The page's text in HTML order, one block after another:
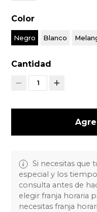
Color
Negro Blanco
Cantidad
1
Si necesitas que
especial y los
consulta antes de
elegir franja horaria
necesitas franja